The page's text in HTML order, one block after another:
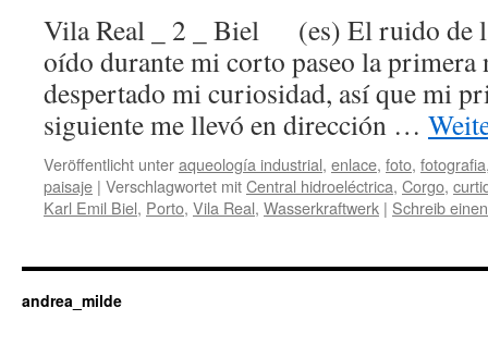
Vila Real _ 2 _ Biel (es) El ruido de
oído durante mi corto paseo la primera
despertado mi curiosidad, así que mi
siguiente me llevó en dirección …
Veröffentlicht unteraqueología industrial, enlace, foto, fotografia
paisaje | Verschlagwortet mitCentral hidroeléctrica, Corgo,
Karl Emil Biel, Porto, Vila Real, Wasserkraftwerk | Schreib
andrea_milde